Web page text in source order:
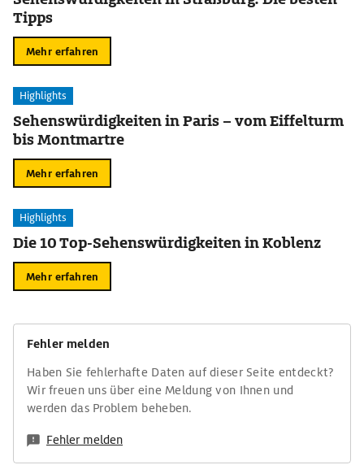
Tipps
Mehr erfahren
Highlights
Sehenswürdigkeiten in Paris – vom Eiffelturm
bis Montmartre
Mehr erfahren
Highlights
Die 10 Top-Sehenswürdigkeiten in Koblenz
Mehr erfahren
Fehler melden
Haben Sie fehlerhafte Daten auf dieser Seite entdeckt?
Wir freuen uns über eine Meldung von Ihnen und
werden das Problem beheben.
Fehler melden